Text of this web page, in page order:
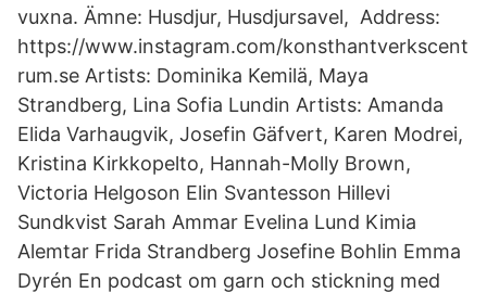
vuxna. Ämne: Husdjur, Husdjursavel, Address:
https://www.instagram.com/konsthantverkscent
rum.se Artists: Dominika Kemilä, Maya
Strandberg, Lina Sofia Lundin Artists: Amanda
Elida Varhaugvik, Josefin Gäfvert, Karen Modrei,
Kristina Kirkkopelto, Hannah-Molly Brown,
Victoria Helgoson Elin Svantesson Hillevi
Sundkvist Sarah Ammar Evelina Lund Kimia
Alemtar Frida Strandberg Josefine Bohlin Emma
Dyrén En podcast om garn och stickning med